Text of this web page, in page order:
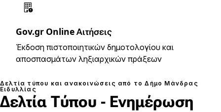
Gov.gr Online Αιτήσεις
Έκδοση πιστοποιητικών δημοτολογίου και
αποσπασμάτων ληξιαρχικών πράξεων
Δελτία τύπου και ανακοινώσεις από το Δήμο Μάνδρας
Ειδυλλίας
Δελτία Τύπου - Ενημέρωση